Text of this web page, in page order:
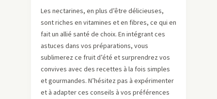
Les nectarines, en plus d’être délicieuses,
sont riches en vitamines et en fibres, ce qui en
fait un allié santé de choix. En intégrant ces
astuces dans vos préparations, vous
sublimerez ce fruit d’été et surprendrez vos
convives avec des recettes à la fois simples
et gourmandes. N’hésitez pas à expérimenter
et à adapter ces conseils à vos préférences